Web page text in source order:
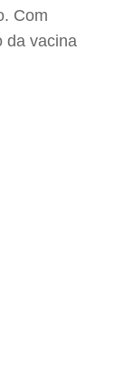
Com
da vacina